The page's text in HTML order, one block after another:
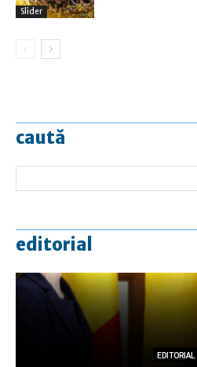
Slider
caută
editorial
EDITORIAL
EDITORIAL